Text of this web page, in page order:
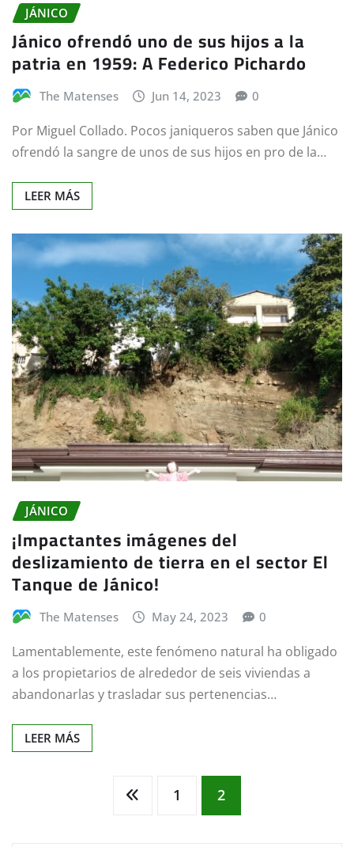
JÁNICO
Jánico ofrendó uno de sus hijos a la
patria en 1959: A Federico Pichardo
The Matenses Jun 14, 2023 0
Por Miguel Collado. Pocos janiqueros saben que Jánico
ofrendó la sangre de unos de sus hijos en pro de la…
LEER MÁS
JÁNICO
¡Impactantes imágenes del
deslizamiento de tierra en el sector El
Tanque de Jánico!
The Matenses May 24, 2023 0
Lamentablemente, este fenómeno natural ha obligado
a los propietarios de alrededor de seis viviendas a
abandonarlas y trasladar sus pertenencias…
LEER MÁS
Paginación
1 2